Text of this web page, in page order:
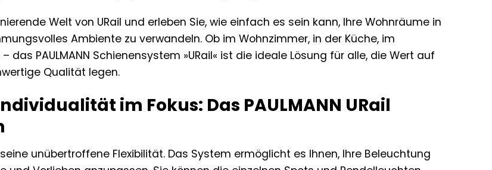
Welt von URail und erleben Sie, wie einfach es sein kann, Ihre Wohnräume in
Ambiente zu verwandeln. Ob im Wohnzimmer, in der Küche, im
das PAULMANN Schienensystem »URail« ist die ideale Lösung für alle, die Wert auf
Qualität legen.
im Fokus: Das PAULMANN URail
unübertroffene Flexibilität. Das System ermöglicht es Ihnen, Ihre Beleuchtung